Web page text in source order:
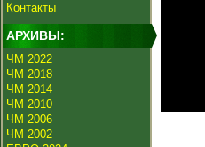
Контакты
АРХИВЫ:
ЧМ 2022
ЧМ 2018
ЧМ 2014
ЧМ 2010
ЧМ 2006
ЧМ 2002